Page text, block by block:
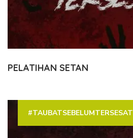
PELATIHAN SETAN
#TAUBATSEBELUMTERSESAT